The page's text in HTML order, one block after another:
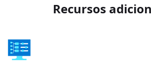
Recursos